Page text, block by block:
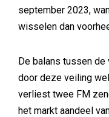
september 2023,
wisselen dan
De balans tussen
door deze veiling
verliest twee FM
het markt aandeel